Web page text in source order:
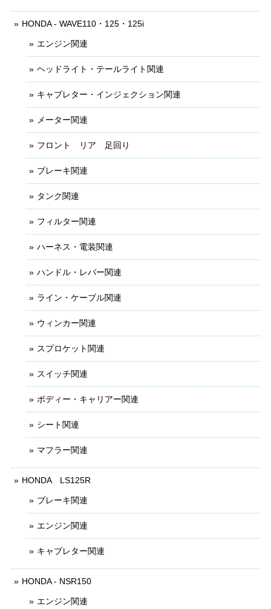
HONDA - WAVE110・125・125i
エンジン関連
ヘッドライト・テールライト関連
キャブレター・インジェクション関連
メーター関連
フロント リア 足回り
ブレーキ関連
タンク関連
フィルター関連
ハーネス・電装関連
ハンドル・レバー関連
ライン・ケーブル関連
ウィンカー関連
スプロケット関連
スイッチ関連
ボディー・キャリアー関連
シート関連
マフラー関連
HONDA LS125R
ブレーキ関連
エンジン関連
キャブレター関連
HONDA - NSR150
エンジン関連